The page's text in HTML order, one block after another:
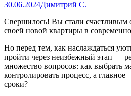
30.06.2024Димитрий С.
Свершилось! Вы стали счастливым
своей новой квартиры в
Но перед тем, как наслаждаться
пройти через неизбежный этап —
множество вопросов: как выбрать
контролировать процесс, а
сроки?